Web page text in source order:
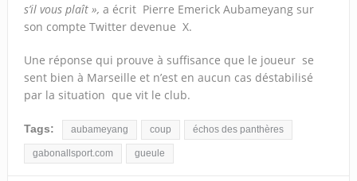
s’il vous plaît », a écrit Pierre Emerick Aubameyang sur
son compte Twitter devenue X.
Une réponse qui prouve à suffisance que le joueur se
sent bien à Marseille et n’est en aucun cas déstabilisé
par la situation que vit le club.
Tags: aubameyang coup échos des panthères
gabonallsport.com gueule